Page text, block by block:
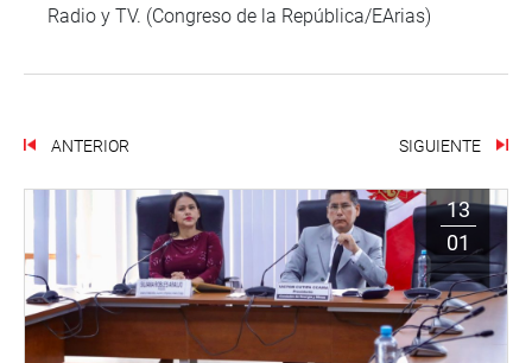
Radio y TV. (Congreso de la República/EArias)
ANTERIOR SIGUIENTE
13
01